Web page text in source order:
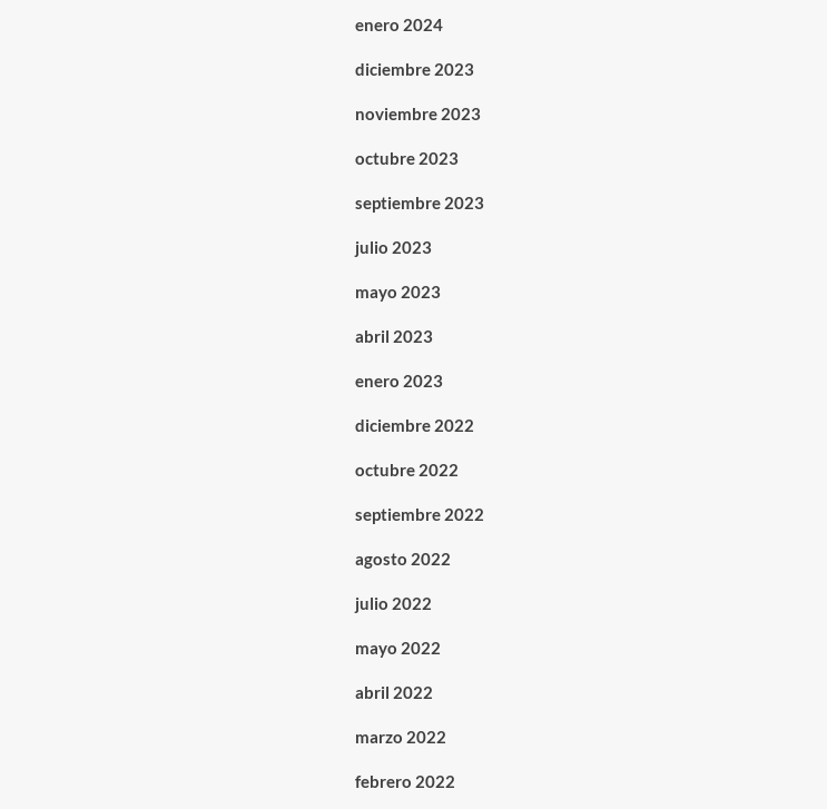
enero 2024
diciembre 2023
noviembre 2023
octubre 2023
septiembre 2023
julio 2023
mayo 2023
abril 2023
enero 2023
diciembre 2022
octubre 2022
septiembre 2022
agosto 2022
julio 2022
mayo 2022
abril 2022
marzo 2022
febrero 2022